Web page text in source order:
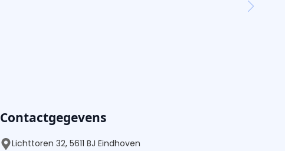
Contactgegevens
Lichttoren 32, 5611 BJ Eindhoven